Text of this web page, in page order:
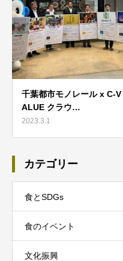
千葉都市モノレール x C-V
ALUE クラウ…
2023.3.1
カテゴリー
食とSDGs
食のイベント
文化振興